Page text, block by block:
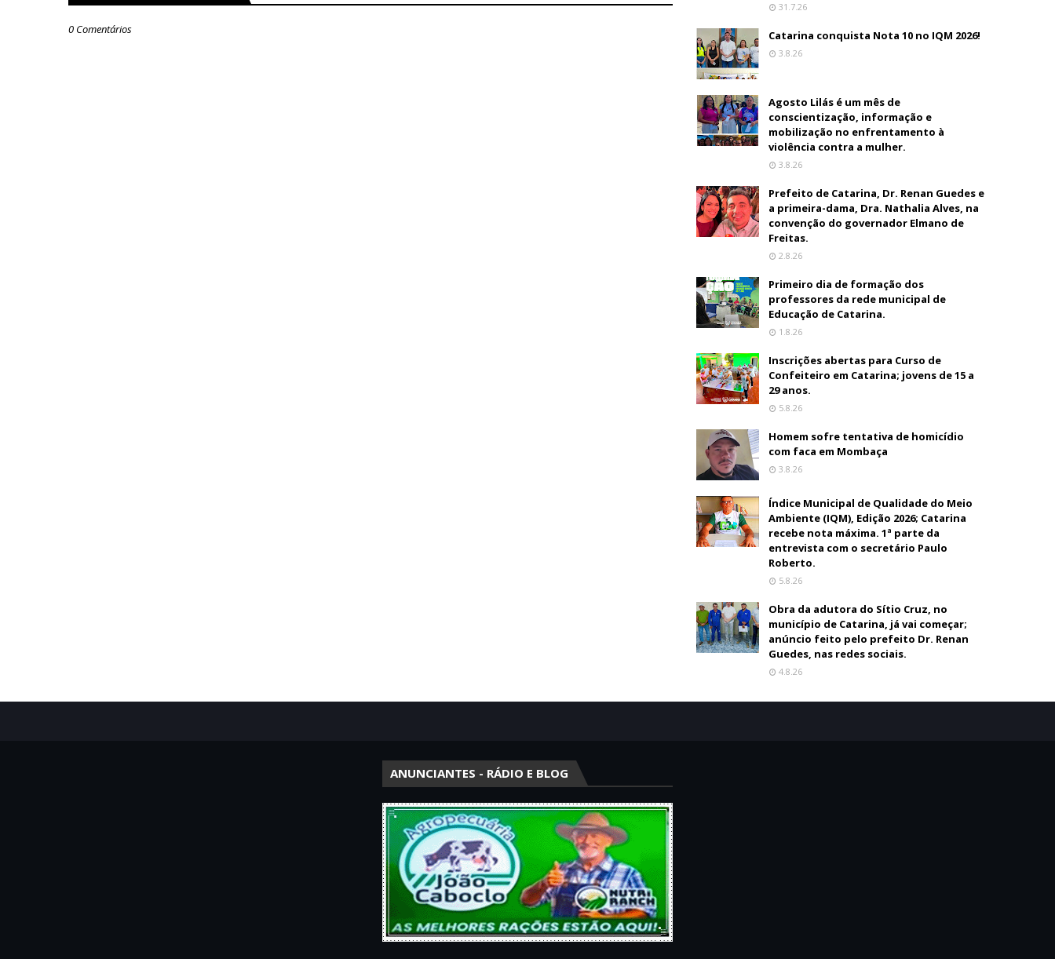
0 Comentários
31.7.26
Catarina conquista Nota 10 no IQM 2026!
3.8.26
Agosto Lilás é um mês de
conscientização, informação e
mobilização no enfrentamento à
violência contra a mulher.
3.8.26
Prefeito de Catarina, Dr. Renan Guedes e
a primeira-dama, Dra. Nathalia Alves, na
convenção do governador Elmano de
Freitas.
2.8.26
Primeiro dia de formação dos
professores da rede municipal de
Educação de Catarina.
1.8.26
Inscrições abertas para Curso de
Confeiteiro em Catarina; jovens de 15 a
29 anos.
5.8.26
Homem sofre tentativa de homicídio
com faca em Mombaça
3.8.26
Índice Municipal de Qualidade do Meio
Ambiente (IQM), Edição 2026; Catarina
recebe nota máxima. 1ª parte da
entrevista com o secretário Paulo
Roberto.
5.8.26
Obra da adutora do Sítio Cruz, no
município de Catarina, já vai começar;
anúncio feito pelo prefeito Dr. Renan
Guedes, nas redes sociais.
4.8.26
ANUNCIANTES - RÁDIO E BLOG